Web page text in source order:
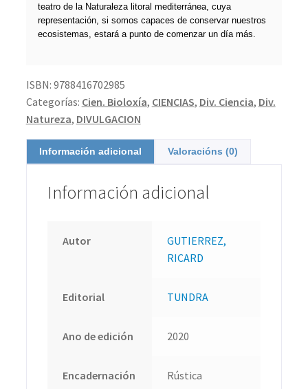
teatro de la Naturaleza litoral mediterránea, cuya
representación, si somos capaces de conservar nuestros
ecosistemas, estará a punto de comenzar un día más.
ISBN: 9788416702985
Categorías: Cien. Bioloxía, CIENCIAS, Div. Ciencia, Div.
Natureza, DIVULGACION
Información adicional Valoracións (0)
Información adicional
Autor
GUTIERREZ,
RICARD
Editorial TUNDRA
Ano de edición 2020
Encadernación Rústica